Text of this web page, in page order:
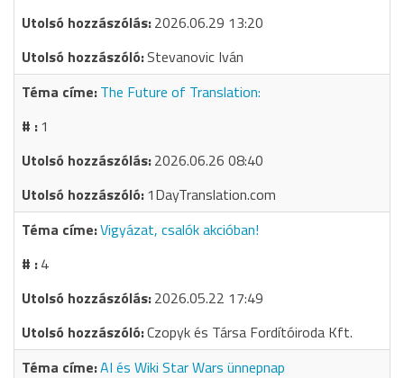
2026.06.29 13:20
Stevanovic Iván
The Future of Translation:
1
2026.06.26 08:40
1DayTranslation.com
Vigyázat, csalók akcióban!
4
2026.05.22 17:49
Czopyk és Társa Fordítóiroda Kft.
AI és Wiki Star Wars ünnepnap